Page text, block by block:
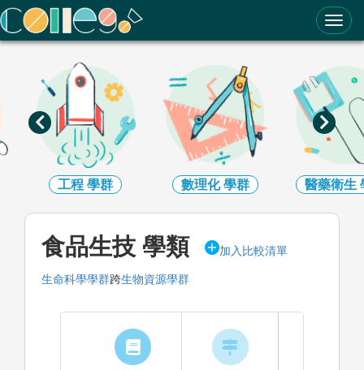
ColleGo! 大學選才與高中育才輔助系統
工程 學群 數理化學群 醫藥衛生
食品生技 學類 加入比較清單
生命科學學群跨生物資源學群